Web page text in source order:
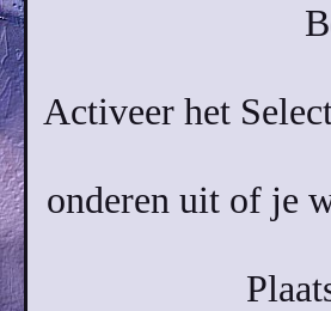
Activeer het
onderen uit of je